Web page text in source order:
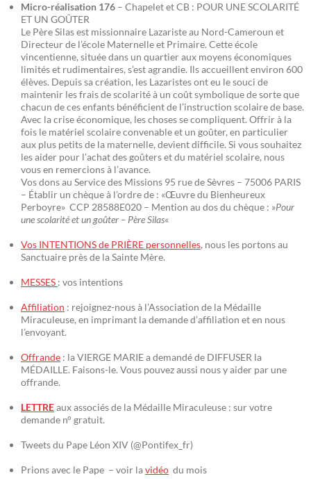
Micro-réalisation 176 – Chapelet et CB : POUR UNE SCOLARITÉ
ET UN GOÛTER
Le Père Silas est missionnaire Lazariste au Nord-Cameroun et
Directeur de l’école Maternelle et Primaire. Cette école
vincentienne, située dans un quartier aux moyens économiques
limités et rudimentaires, s’est agrandie. Ils accueillent environ 600
élèves. Depuis sa création, les Lazaristes ont eu le souci de
maintenir les frais de scolarité à un coût symbolique de sorte que
chacun de ces enfants bénéficient de l’instruction scolaire de base.
Avec la crise économique, les choses se compliquent. Offrir à la
fois le matériel scolaire convenable et un goûter, en particulier
aux plus petits de la maternelle, devient difficile. Si vous souhaitez
les aider pour l’achat des goûters et du matériel scolaire, nous
vous en remercions à l’avance.
Vos dons au Service des Missions 95 rue de Sèvres – 75006 PARIS
– Établir un chèque à l’ordre de : «Œuvre du Bienheureux
Perboyre» CCP 28588E020 – Mention au dos du chèque : »Pour
une scolarité et un goûter – Père Silas«
Vos INTENTIONS de PRIÈRE personnelles, nous les portons au
Sanctuaire près de la Sainte Mère.
MESSES : vos intentions
Affiliation : rejoignez-nous à l’Association de la Médaille
Miraculeuse, en imprimant la demande d’affiliation et en nous
l’envoyant.
Offrande : la VIERGE MARIE a demandé de DIFFUSER la
MÉDAILLE. Faisons-le. Vous pouvez aussi nous y aider par une
offrande.
LETTREaux associés de la Médaille Miraculeuse : sur votre
demande n° gratuit.
Tweets du Pape Léon XIV (@Pontifex_fr)
Prions avec le Pape – voir lavidéo du mois